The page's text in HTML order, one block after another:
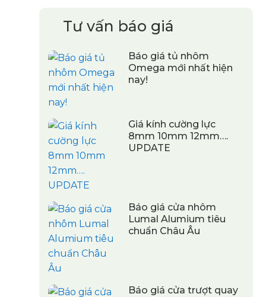
Tư vấn báo giá
Báo giá tủ nhôm
Omega mới nhất hiện
nay!
Giá kính cường lực
8mm 10mm 12mm….
UPDATE
Báo giá cửa nhôm
Lumal Alumium tiêu
chuẩn Châu Âu
Báo giá cửa trượt quay